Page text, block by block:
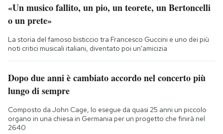
«Un musico fallito, un pio, un teorete, un Bertoncelli
o un prete»
La storia del famoso bisticcio tra Francesco Guccini e uno dei più
noti critici musicali italiani, diventato poi un'amicizia
Dopo due anni è cambiato accordo nel concerto più
lungo di sempre
Composto da John Cage, lo esegue da quasi 25 anni un piccolo
organo in una chiesa in Germania per un progetto che finirà nel
2640